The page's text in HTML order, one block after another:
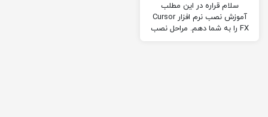
سلام قراره در این مطلب
آموزش نصب نرم افزار Cursor
FX را به شما دهم. مراحل نصب